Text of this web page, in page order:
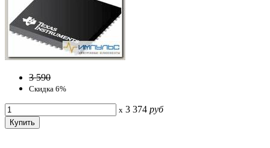
3 590
Скидка 6%
x 3 374 руб